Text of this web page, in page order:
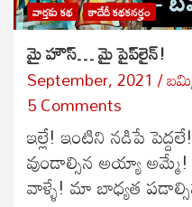
వార్తకు కథ కాదేదీ కథకనర్హం
మై హౌస్… మై పైప్‌లైన్!
September, 2021
5 Comments
ఇల్లే! ఇంటిని నడిపే
వుండాల్సిన అయ్యా అమ్మే!
వాళ్ళే! మా బాధ్యత